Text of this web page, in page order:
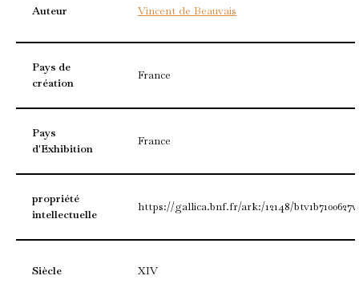
Auteur Vincent de Beauvais
Pays de
création
France
Pays
d'Exhibition
France
propriété
intellectuelle
https://gallica.bnf.fr/ark:/12148/
Siècle XIV